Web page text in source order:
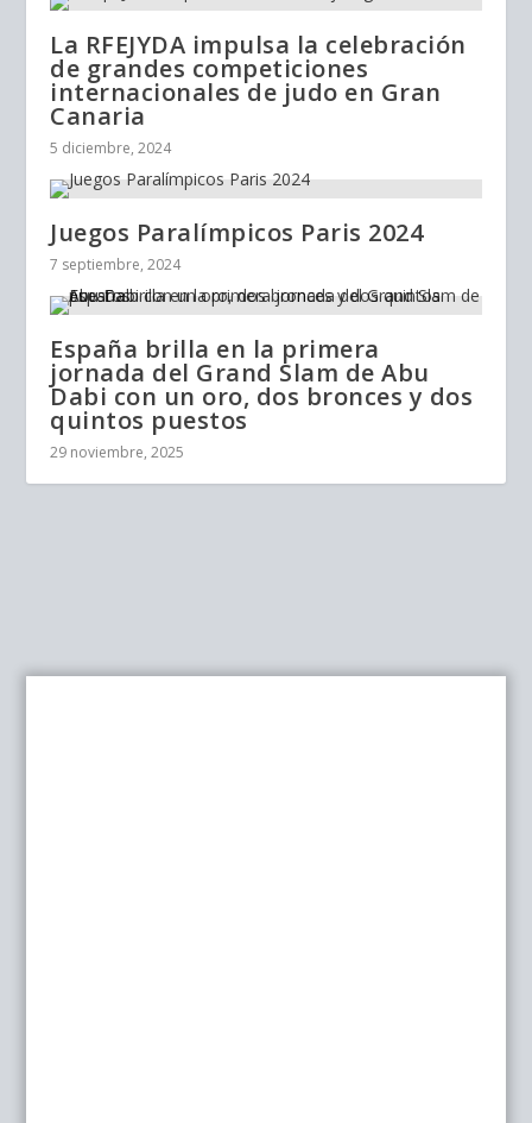
La RFEJYDA impulsa la celebración
de grandes competiciones
internacionales de judo en Gran
Canaria
5 diciembre, 2024
Juegos Paralímpicos Paris 2024
7 septiembre, 2024
España brilla en la primera
jornada del Grand Slam de Abu
Dabi con un oro, dos bronces y dos
quintos puestos
29 noviembre, 2025